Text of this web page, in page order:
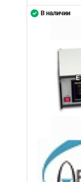
В наличии